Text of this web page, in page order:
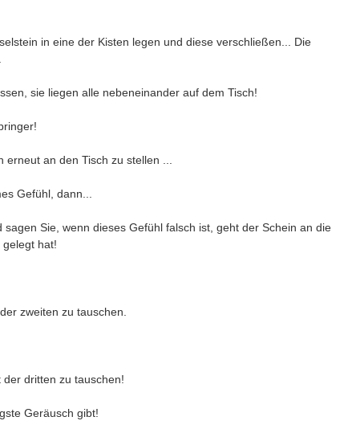
in eine der Kisten legen und diese verschließen... Die
sie liegen alle nebeneinander auf dem Tisch!
an den Tisch zu stellen ...
Gefühl, dann...
Sie, wenn dieses Gefühl falsch ist, geht der Schein an die
gelegt hat!
zweiten zu tauschen.
der dritten zu tauschen!
Geräusch gibt!